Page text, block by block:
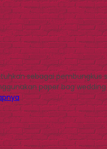
sebagai
paper bag